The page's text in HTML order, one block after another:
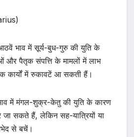
भाव में सूर्य-बुध-गुरु की युति के
और पैतृक संपत्ति के मामलों में लाभ
कार्यों में रुकावटें आ सकती हैं।
में मंगल-शुक्र-केतु की युति के कारण
जा सकते हैं, लेकिन सह-यात्रियों या
से बचें।